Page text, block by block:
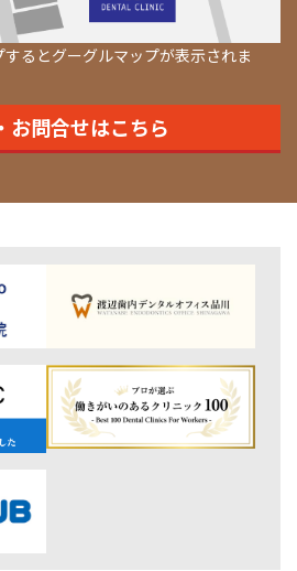
るとグーグルマップが表示されま
お問合せはこちら